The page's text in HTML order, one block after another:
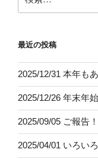
索:
最近の投稿
2025/12/31 本年も
2025/12/26 年末年
2025/09/05 ご報告！
2025/04/01 いろい